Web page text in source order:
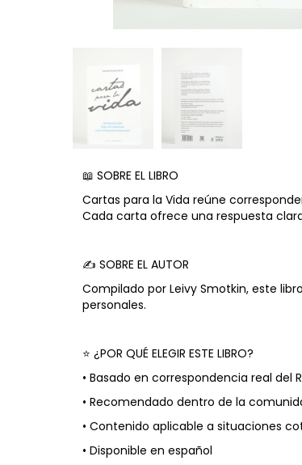
📖 SOBRE EL LIBRO
Cartas para la Vida reúne
Cada carta ofrece una respuesta
✍️ SOBRE EL AUTOR
Compilado por Leivy Smotkin, este
personales.
⭐ ¿POR QUÉ ELEGIR ESTE LIBRO?
• Basado en correspondencia real del
• Recomendado dentro de la
• Contenido aplicable a situaciones
• Disponible en español